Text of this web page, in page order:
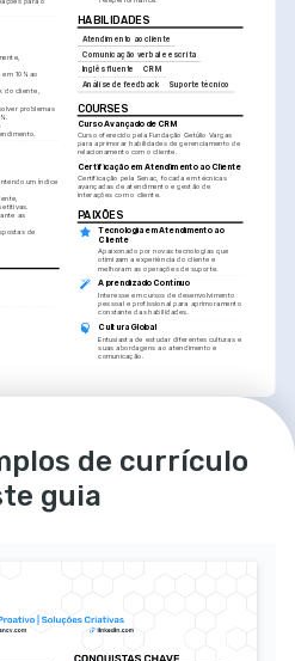
10% ao
do cliente,
problemas
um índice
as
de
HABILIDADES
Atendimento ao cliente
Comunicação verbal e escrita
Inglês fluente
CRM
Análise de feedback
Suporte técnico
COURSES
Curso Avançado de CRM
Curso oferecido pela Fundação Getúlio Vargas
para aprimorar habilidades de gerenciamento de
relacionamento com o cliente.
Certificação em Atendimento ao Cliente
Certificação pela Senac, focada em técnicas
avançadas de atendimento e gestão de
interações com o cliente.
PAIXÕES
Tecnologia em Atendimento ao
Cliente
Apaixonado por novas tecnologias que
otimizam a experiência do cliente e
melhoram as operações de suporte.
Aprendizado Contínuo
Interesse em cursos de desenvolvimento
pessoal e profissional para aprimoramento
constante das habilidades.
Cultura Global
Entusiasta de estudar diferentes culturas e
suas abordagens ao atendimento e
comunicação.
de currículo
guia